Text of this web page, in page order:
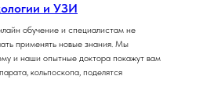
и УЗИ
обучение и специалистам не
применять новые знания. Мы
и наши опытные доктора покажут вам
кольпоскопа, поделятся